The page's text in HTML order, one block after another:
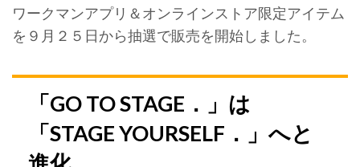
ワークマンアプリ＆オンラインストア限定アイテム
を９月２５日から抽選で販売を開始しました。
「GO TO STAGE．」は
「STAGE YOURSELF．」へと